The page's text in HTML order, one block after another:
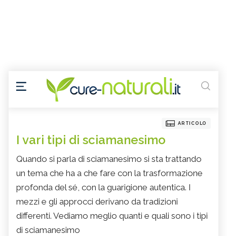
ARTICOLO
I vari tipi di sciamanesimo
Quando si parla di sciamanesimo si sta trattando
un tema che ha a che fare con la trasformazione
profonda del sé, con la guarigione autentica. I
mezzi e gli approcci derivano da tradizioni
differenti. Vediamo meglio quanti e quali sono i tipi
di sciamanesimo